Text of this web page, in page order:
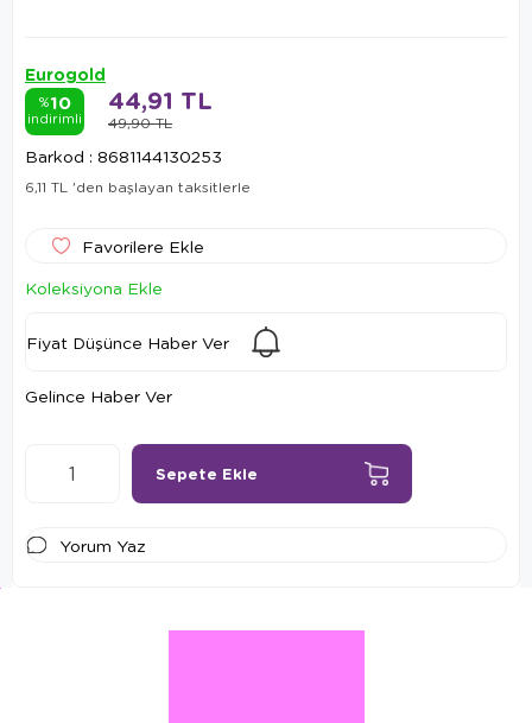
Eurogold
%10
indirimli 49,90 TL
44,91 TL
Barkod : 8681144130253
6,11 TL 'den başlayan taksitlerle
Favorilere Ekle
Koleksiyona Ekle
Fiyat Düşünce Haber Ver
Gelince Haber Ver
Yorum Yaz